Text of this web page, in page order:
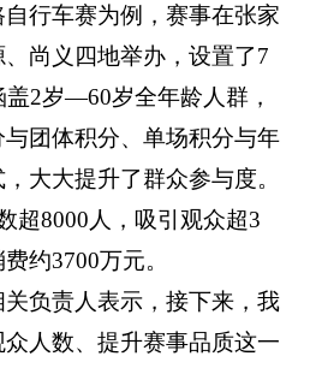
自行车赛为例，赛事在张家
尚义四地举办，设置了7
2岁—60岁全年龄人群，
团体积分、单场积分与年
大大提升了群众参与度。
超8000人，吸引观众超3
约3700万元。
负责人表示，接下来，我
人数、提升赛事品质这一